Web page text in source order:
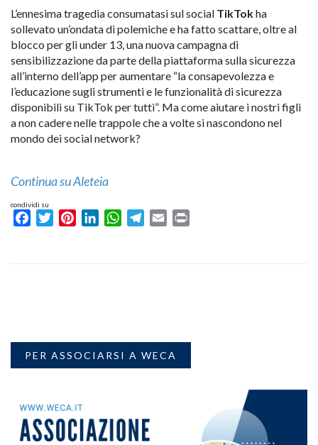
L’ennesima tragedia consumatasi sul social TikTokha
sollevato un’ondata di polemiche e ha fatto scattare, oltre al
blocco per gli under 13, una nuova campagna di
sensibilizzazione da parte della piattaforma sulla sicurezza
all’interno dell’app per aumentare “la consapevolezza e
l’educazione sugli strumenti e le funzionalità di sicurezza
disponibili su TikTok per tutti”. Ma come aiutare i nostri figli
a non cadere nelle trappole che a volte si nascondono nel
mondo dei social network?
Continua su Aleteia
condividi su
FacebookTwitterPinterestLinkedInWhatsAppTelegram
Email
PER ASSOCIARSI A WECA